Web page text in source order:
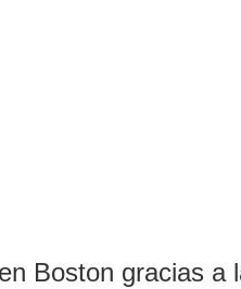
Boston gracias a